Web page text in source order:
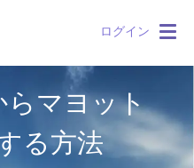
ログイン
らマヨット
る方法